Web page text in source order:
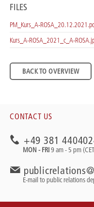
FILES
PM_Kurs_A-
Kurs_A-ROSA_2021_c_A-
BACK TO OVERVIEW
CONTACT US
+49 381
MON - FRI9 am - 5 pm
E-mail to public relations